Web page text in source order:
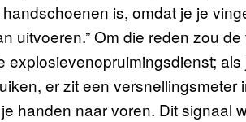
is, omdat je je
uitvoeren.” Om die reden zou
explosievenopruimingsdienst;
er zit een versnellingsmeter
handen naar voren. Dit signaal